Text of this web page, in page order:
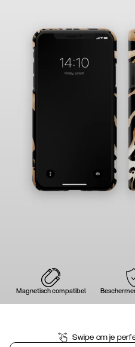
Magnetisch compatibel
Swipe om je